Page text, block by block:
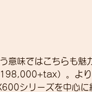
意味ではこちらも魅
198,000+tax）。よ
シリーズを中心に